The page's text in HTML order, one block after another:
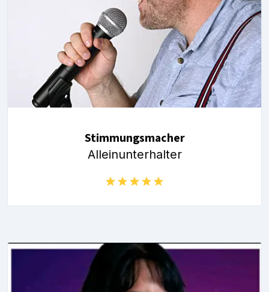
Stimmungsmacher
Alleinunterhalter